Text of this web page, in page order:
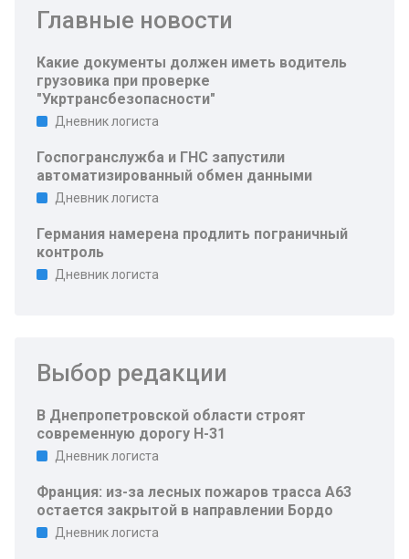
Главные новости
Какие документы должен иметь водитель
грузовика при проверке
"Укртрансбезопасности"
Дневник логиста
Госпогранслужба и ГНС запустили
автоматизированный обмен данными
Дневник логиста
Германия намерена продлить пограничный
контроль
Дневник логиста
Выбор редакции
В Днепропетровской области строят
современную дорогу Н-31
Дневник логиста
Франция: из-за лесных пожаров трасса A63
остается закрытой в направлении Бордо
Дневник логиста